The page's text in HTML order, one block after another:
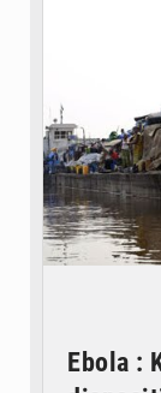
Ebola :